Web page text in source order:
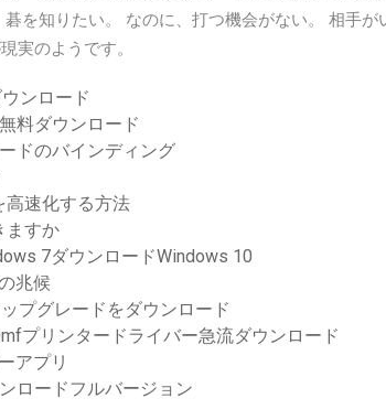
を知りたい。 なのに、打つ機会がない。 相手が
実のようです。
ンロード
料ダウンロード
ドのバインディング
高速化する方法
ますか
7ダウンロードWindows 10
兆候
プグレードをダウンロード
プリンタードライバー急流ダウンロード
アプリ
ロードフルバージョン